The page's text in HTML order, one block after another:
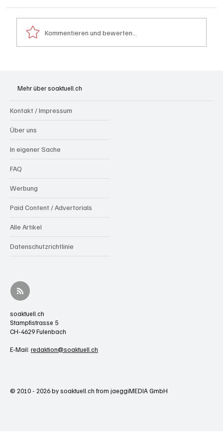
Schulanfang: Achtung Kinder
Kommentieren und bewerten...
Mehr über soaktuell.ch
Kontakt / Impressum
Über uns
In eigener Sache
FAQ
Werbung
Paid Content / Advertorials
Alle Artikel
Datenschutzrichtlinie
soaktuell.ch
Stampfistrasse 5
CH-4629 Fulenbach
E-Mail: redaktion@soaktuell.ch
© 2010 - 2026 by soaktuell.ch from jaeggiMEDIA GmbH